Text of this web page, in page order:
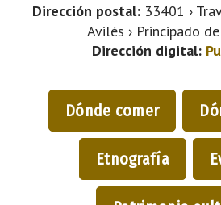
Dirección postal: 33401 ›
Avilés › Principado
Dirección digital:
Dónde comer
Etnografía